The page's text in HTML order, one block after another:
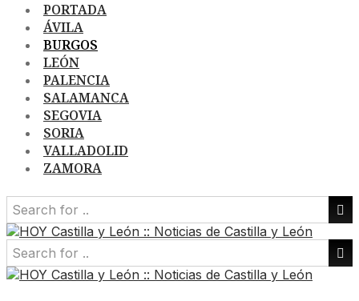
PORTADA
ÁVILA
BURGOS
LEÓN
PALENCIA
SALAMANCA
SEGOVIA
SORIA
VALLADOLID
ZAMORA